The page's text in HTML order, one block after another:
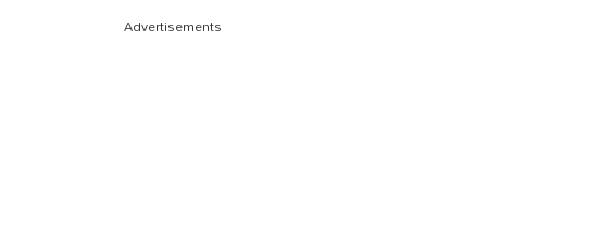
Advertisements